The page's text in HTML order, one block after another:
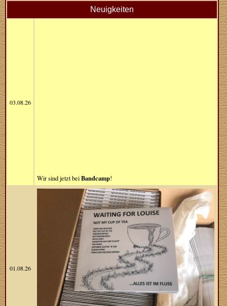
Neuigkeiten
03.08.26
Wir sind jetzt beiBandcamp!
01.08.26